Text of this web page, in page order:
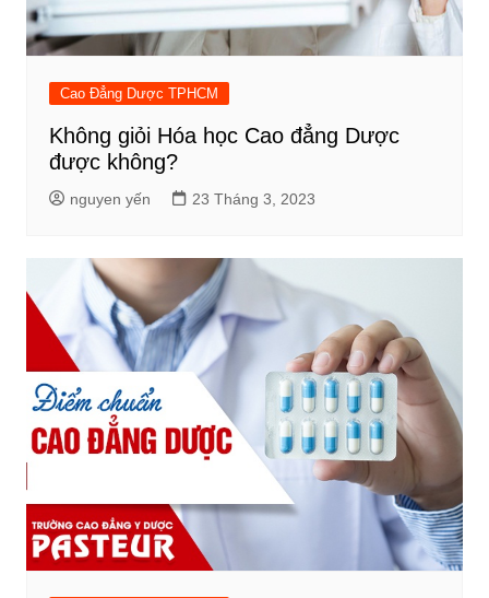
Cao Đẳng Dược TPHCM
Không giỏi Hóa học Cao đẳng Dược
được không?
nguyen yến 23 Tháng 3, 2023